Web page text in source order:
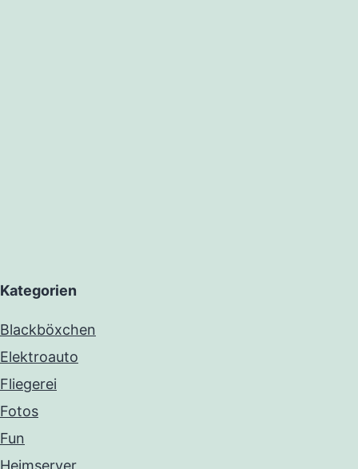
Kategorien
Blackböxchen
Elektroauto
Fliegerei
Fotos
Fun
Heimserver